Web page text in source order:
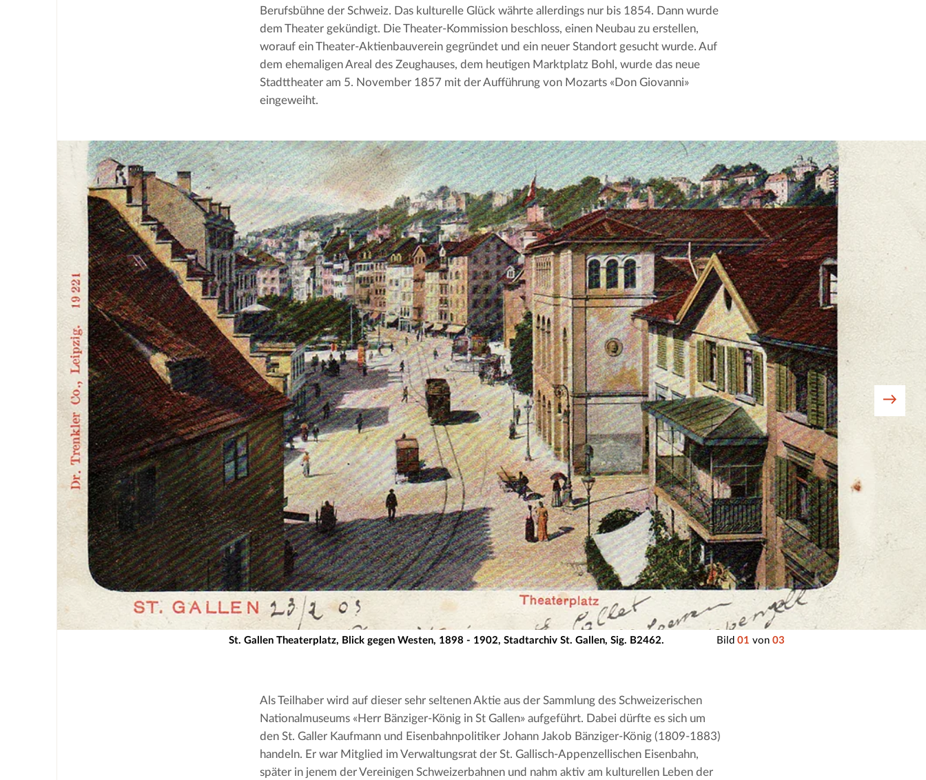
Berufsbühne der Schweiz. Das kulturelle Glück währte allerdings nur bis 1854. Dann wurde
dem Theater gekündigt. Die Theater-Kommission beschloss, einen Neubau zu erstellen,
worauf ein Theater-Aktienbauverein gegründet und ein neuer Standort gesucht wurde. Auf
dem ehemaligen Areal des Zeughauses, dem heutigen Marktplatz Bohl, wurde das neue
Stadttheater am 5. November 1857 mit der Aufführung von Mozarts «Don Giovanni»
eingeweiht.
St. Gallen Theaterplatz, Blick gegen Westen, 1898 - 1902, Stadtarchiv St. Gallen, Sig. B2462. Bild01 von03
Als Teilhaber wird auf dieser sehr seltenen Aktie aus der Sammlung des Schweizerischen
Nationalmuseums «Herr Bänziger-König in St Gallen» aufgeführt. Dabei dürfte es sich um
den St. Galler Kaufmann und Eisenbahnpolitiker Johann Jakob Bänziger-König (1809-1883)
handeln. Er war Mitglied im Verwaltungsrat der St. Gallisch-Appenzellischen Eisenbahn,
später in jenem der Vereinigen Schweizerbahnen und nahm aktiv am kulturellen Leben der